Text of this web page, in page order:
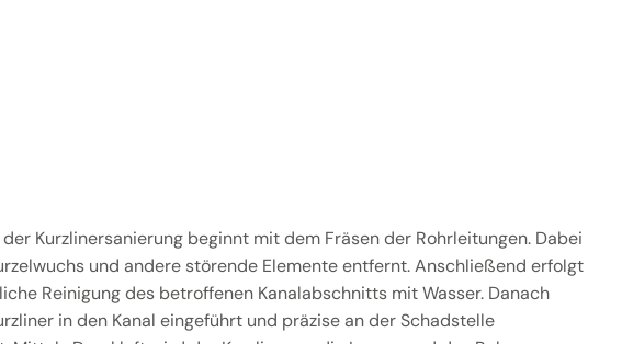
Kurzlinersanierung beginnt mit dem Fräsen der Rohrleitungen. Dabei
und andere störende Elemente entfernt. Anschließend erfolgt
Reinigung des betroffenen Kanalabschnitts mit Wasser. Danach
in den Kanal eingeführt und präzise an der Schadstelle